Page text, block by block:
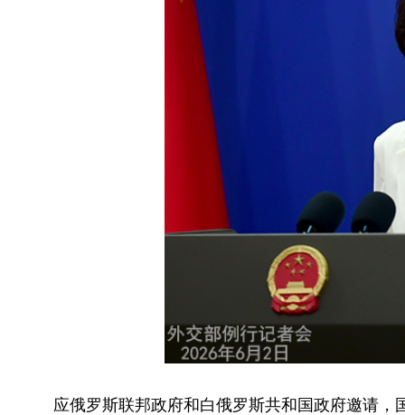
应俄罗斯联邦政府和白俄罗斯共和国政府邀请